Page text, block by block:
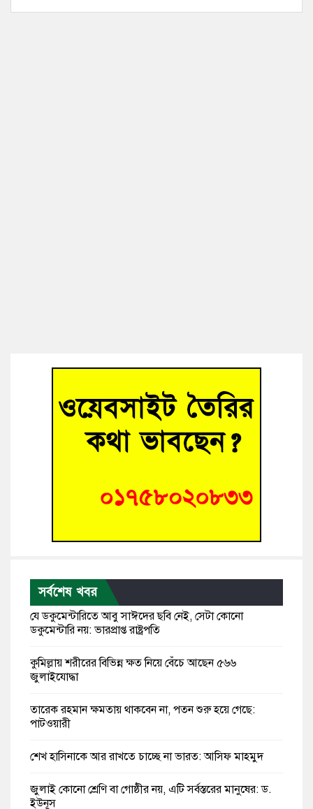
সর্বশেষ খবর
যে ডকুমেন্টারিতে আবু সাঈদের ছবি নেই, সেটা কোনো
ডকুমেন্টারি নয়: ভারপ্রাপ্ত রাষ্ট্রপতি
কুমিল্লায় শরীরের বিভিন্ন ক্ষত নিয়ে বেঁচে আছেন ৫৬৬
জুলাইযোদ্ধা
তারেক রহমান ক্ষমতায় থাকবেন না, পতন শুরু হয়ে গেছে:
পাটওয়ারী
শেখ হাসিনাকে আর রাখতে চাচ্ছে না ভারত: আসিফ মাহমুদ
জুলাই কোনো শ্রেণি বা গোষ্ঠীর নয়, এটি সর্বস্তরের মানুষের: ড.
ইউনূস